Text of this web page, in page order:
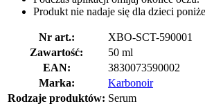
Produkt nie nadaje się dla dzieci
Nr art.:
XBO-SCT-590001
Zawartość:
50 ml
EAN:
3830073590002
Marka:
Karbonoir
Rodzaje produktów: Serum